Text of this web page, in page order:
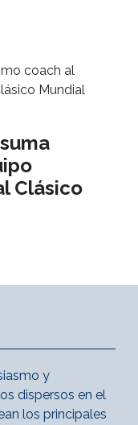
Clásico
y
dispersos en el
los principales